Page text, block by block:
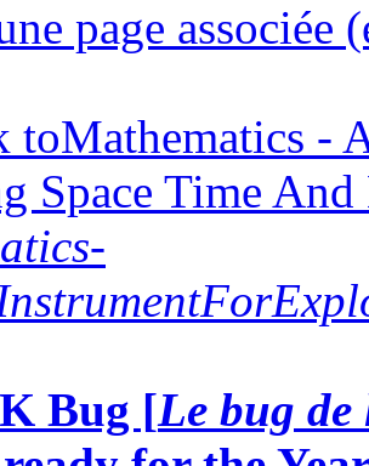
page
toMathematics -
Space Time
Bug [Le bug